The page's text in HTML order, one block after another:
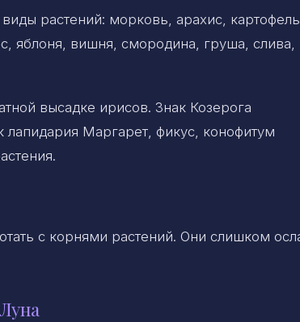
растений: морковь, арахис, картофель,
яблоня, вишня, смородина, груша, слива,
высадке ирисов. Знак Козерога
лапидария Маргарет, фикус, конофитум
с корнями растений. Они слишком